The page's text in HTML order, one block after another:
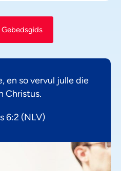
Gebedsgids
en so vervul julle die
Christus.
6:2 (NLV)